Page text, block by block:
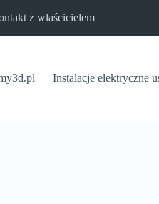
z właścicielem
Instalacje elektryczne